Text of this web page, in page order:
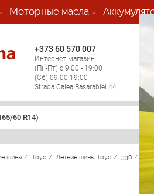
Моторные масла
+373 60 570 007
Интернет магазин
(Пн-Пт) с 9:00 - 19:00
(Сб) 09:00-19:00
Strada Calea Basarabiei 44
60 R14)
шины / Toyo / Летние шины Toyo / 330 /